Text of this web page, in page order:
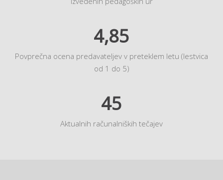
4,85
Povprečna ocena predavateljev v preteklem letu (lestvica
od 1 do 5)
45
Aktualnih računalniških tečajev